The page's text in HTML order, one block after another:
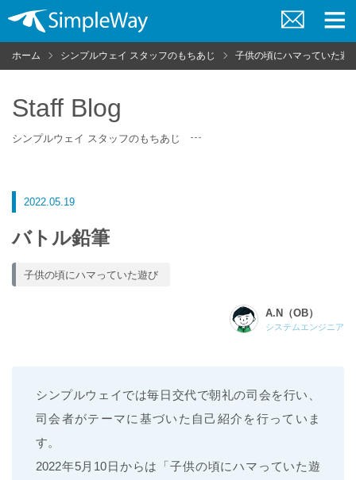
問
い
ニ
ュ
ホーム シンプルウェイ スタッフのもちあじ 子供の頃にハマっていた遊
Staff Blog
シンプルウェイ スタッフのもちあじ
2022.05.19
バトル鉛筆
子供の頃にハマっていた遊び
A.N（OB）
システムエンジニア
シンプルウェイでは毎日交代で朝礼の司会を行い、
司会者がテーマに基づいた自己紹介を行っていま
す。
2022年5月10日からは「子供の頃にハマっていた遊